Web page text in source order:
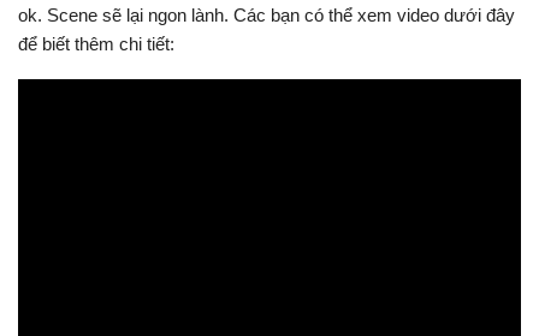
ok. Scene sẽ lại ngon lành. Các bạn có thể xem video dưới đây
để biết thêm chi tiết: